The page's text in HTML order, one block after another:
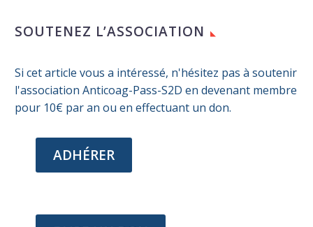
SOUTENEZ L’ASSOCIATION
Si cet article vous a intéressé, n'hésitez pas à soutenir
l'association Anticoag-Pass-S2D en devenant membre
pour 10€ par an ou en effectuant un don.
ADHÉRER